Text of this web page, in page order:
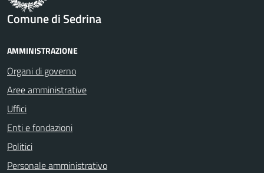
Comune di Sedrina
AMMINISTRAZIONE
Organi di governo
Aree amministrative
Uffici
Enti e fondazioni
Politici
Personale amministrativo